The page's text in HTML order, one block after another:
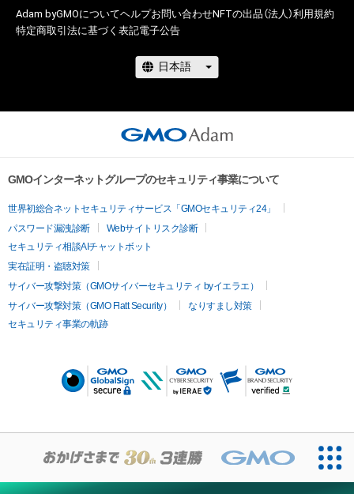
Adam byGMOについてヘルプお問い合わせNFTの出品（法人）利用規約
特定商取引法に基づく表記電子公告
GMOインターネットグループのセキュリティ事業について
世界初総合ネットセキュリティサービス「GMOセキュリティ24」
パスワード漏洩診断
Webサイトリスク診断
セキュリティ相談AIチャットボット
実在証明・盗聴対策
サイバー攻撃対策（GMOサイバーセキュリティ byイエラエ）
サイバー攻撃対策（GMO Flatt Security）
なりすまし対策
セキュリティ事業の軌跡